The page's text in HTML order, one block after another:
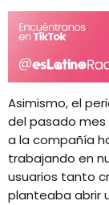
Asimismo, el
del pasado mes
a la compañía
trabajando en
usuarios tanto
planteaba abrir